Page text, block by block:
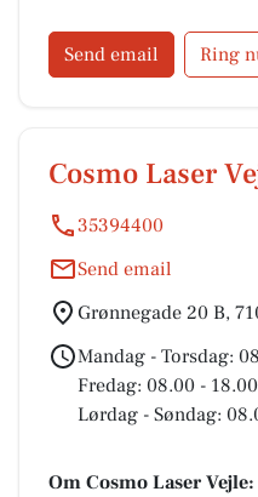
Send email Ring
Cosmo Laser
35394400
Send email
Grønnegade 20 B,
Mandag - Torsdag:
Fredag: 08.00 - 18.00
Lørdag - Søndag:
Om Cosmo Laser Vejle: